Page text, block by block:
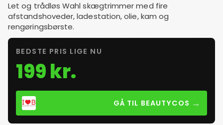
Let og trådløs Wahl skægtrimmer med fire
afstandshoveder, ladestation, olie, kam og
rengøringsbørste.
BEDSTE PRIS LIGE NU
199 kr.
GÅ TIL BEAUTYCOS →